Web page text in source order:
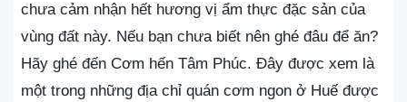
chưa cảm nhận hết hương vị ẩm thực đặc sản của
vùng đất này. Nếu bạn chưa biết nên ghé đâu để ăn?
Hãy ghé đến Cơm hến Tâm Phúc. Đây được xem là
một trong những địa chỉ quán cơm ngon ở Huế được